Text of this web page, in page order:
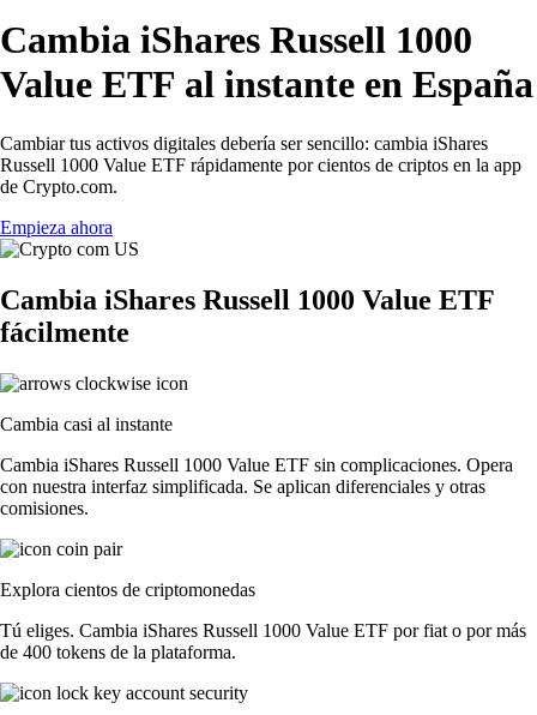
Cambia iShares Russell 1000
Value ETF al instante en España
Cambiar tus activos digitales debería ser sencillo: cambia iShares
Russell 1000 Value ETF rápidamente por cientos de criptos en la app
de Crypto.com.
Empieza ahora
Cambia iShares Russell 1000 Value ETF
fácilmente
Cambia casi al instante
Cambia iShares Russell 1000 Value ETF sin complicaciones. Opera
con nuestra interfaz simplificada. Se aplican diferenciales y otras
comisiones.
Explora cientos de criptomonedas
Tú eliges. Cambia iShares Russell 1000 Value ETF por fiat o por más
de 400 tokens de la plataforma.